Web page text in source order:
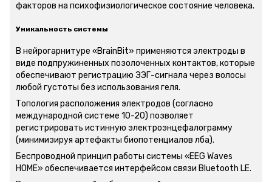
факторов на психофизиологическое состояние человека.
Уникальность системы
В нейрогарнитуре «BrainBit» применяются электроды в
виде подпружиненных позолоченных контактов, которые
обеспечивают регистрацию ЭЭГ-сигнала через волосы
любой густоты без использования геля.
Топология расположения электродов (согласно
международной системе 10-20) позволяет
регистрировать истинную электроэнцефалограмму
(минимизируя артефакты биопотенциалов лба).
Беспроводной принцип работы системы «EEG Waves
HOME» обеспечивается интерфейсом связи Bluetooth LE.